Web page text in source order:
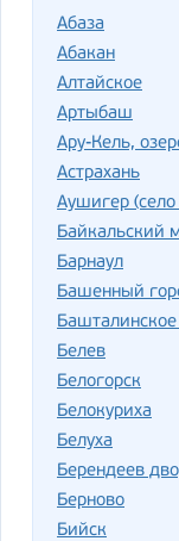
Абаза
Абакан
Алтайское
Артыбаш
Ару-Кель,
Астрахань
Аушигер
Байкальский
Барнаул
Башенный
Башталинское
Белев
Белогорск
Белокуриха
Белуха
Берендеев
Берново
Бийск